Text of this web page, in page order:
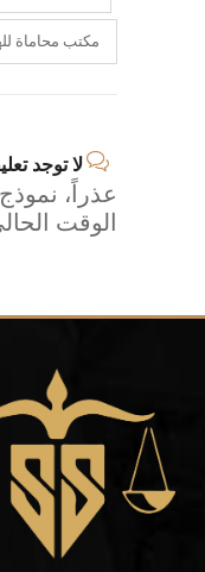
مكتب محاماة
لا توجد
عذراً،
الوقت